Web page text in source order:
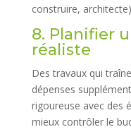
construire,
8. Planifier
réaliste
Des travaux qui
dépenses
rigoureuse avec des
mieux contrôler le